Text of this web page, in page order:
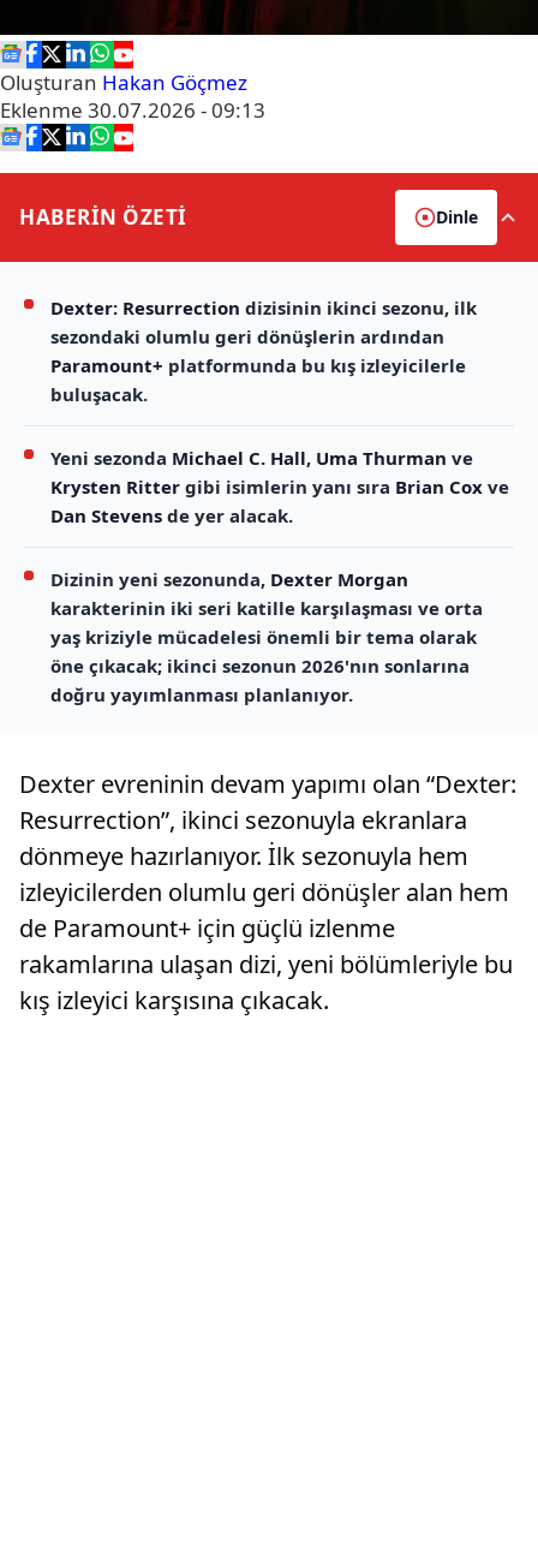
Oluşturan Hakan Göçmez
Eklenme 30.07.2026 - 09:13
HABERİN ÖZETİ Dinle
Dexter: Resurrection dizisinin ikinci sezonu, ilk
sezondaki olumlu geri dönüşlerin ardından
Paramount+ platformunda bu kış izleyicilerle
buluşacak.
Yeni sezonda Michael C. Hall, Uma Thurman ve
Krysten Ritter gibi isimlerin yanı sıra Brian Cox ve
Dan Stevens de yer alacak.
Dizinin yeni sezonunda, Dexter Morgan
karakterinin iki seri katille karşılaşması ve orta
yaş kriziyle mücadelesi önemli bir tema olarak
öne çıkacak; ikinci sezonun 2026'nın sonlarına
doğru yayımlanması planlanıyor.
Dexter evreninin devam yapımı olan “Dexter:
Resurrection”, ikinci sezonuyla ekranlara
dönmeye hazırlanıyor. İlk sezonuyla hem
izleyicilerden olumlu geri dönüşler alan hem
de Paramount+ için güçlü izlenme
rakamlarına ulaşan dizi, yeni bölümleriyle bu
kış izleyici karşısına çıkacak.